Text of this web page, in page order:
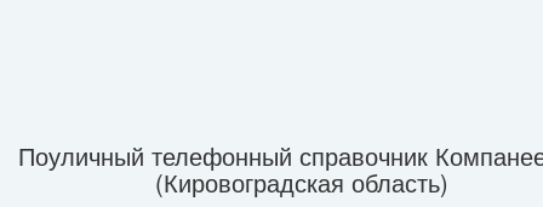
Поуличный телефонный справочник
(Кировоградская область)